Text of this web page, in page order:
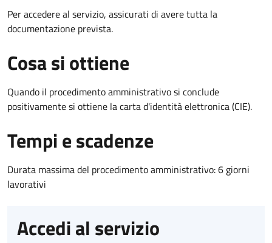
Per accedere al servizio, assicurati di avere tutta la
documentazione prevista.
Cosa si ottiene
Quando il procedimento amministrativo si conclude
positivamente si ottiene la carta d'identità elettronica (CIE).
Tempi e scadenze
Durata massima del procedimento amministrativo: 6 giorni
lavorativi
Accedi al servizio